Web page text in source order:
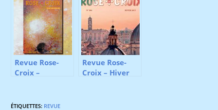
Revue Rose-
Croix –
Revue Rose-
Croix – Hiver
ÉTIQUETTES: REVUE